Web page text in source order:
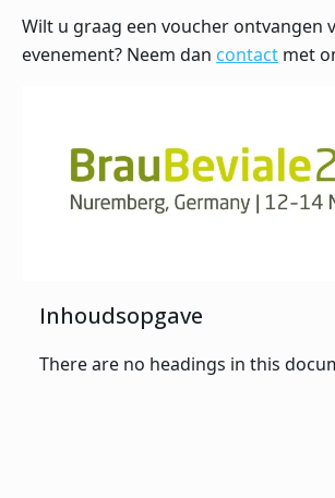
Wilt u graag een voucher ontvangen
evenement? Neem dan contact met
Inhoudsopgave
There are no headings in this